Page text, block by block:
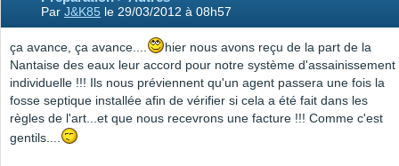
Par J&K85 le 29/03/2012 à 08h57
ça avance, ça avance....
hier nous avons reçu de la part de la
Nantaise des eaux leur accord pour notre système d'assainissement
individuelle !!! Ils nous préviennent qu'un agent passera une fois la
fosse septique installée afin de vérifier si cela a été fait dans les
règles de l'art...et que nous recevrons une facture !!! Comme c'est
gentils....